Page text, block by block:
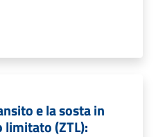
e la sosta in
limitato (ZTL):